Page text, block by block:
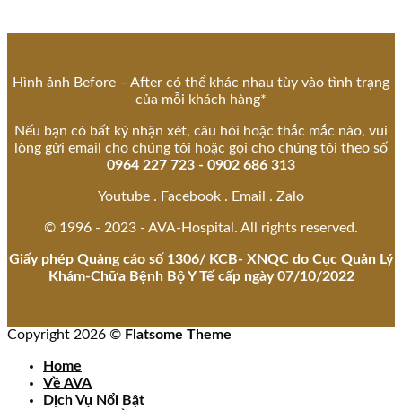
Hình ảnh Before – After có thể khác nhau tùy vào tình trạng
của mỗi khách hàng*
Nếu bạn có bất kỳ nhận xét, câu hỏi hoặc thắc mắc nào, vui
lòng gửi email cho chúng tôi hoặc gọi cho chúng tôi theo số
0964 227 723 - 0902 686 313
Youtube . Facebook . Email . Zalo
© 1996 - 2023 - AVA-Hospital. All rights reserved.
Giấy phép Quảng cáo số 1306/ KCB- XNQC do Cục Quản Lý
Khám-Chữa Bệnh Bộ Y Tế cấp ngày 07/10/2022
Copyright 2026 © Flatsome Theme
Home
Về AVA
Dịch Vụ Nổi Bật